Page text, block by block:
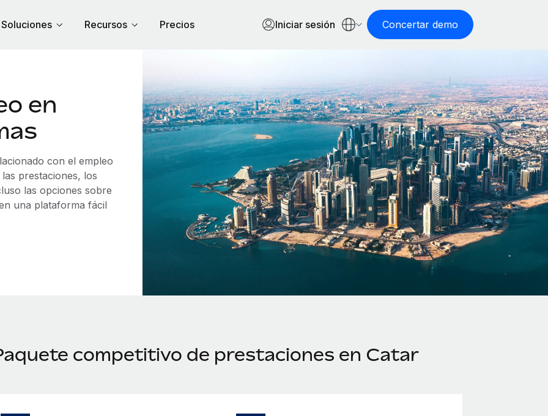
Soluciones Recursos Precios Iniciar sesión Concertar demo
en
con el empleo
prestaciones, los
las opciones sobre
una plataforma fácil
competitivo de prestaciones en Catar